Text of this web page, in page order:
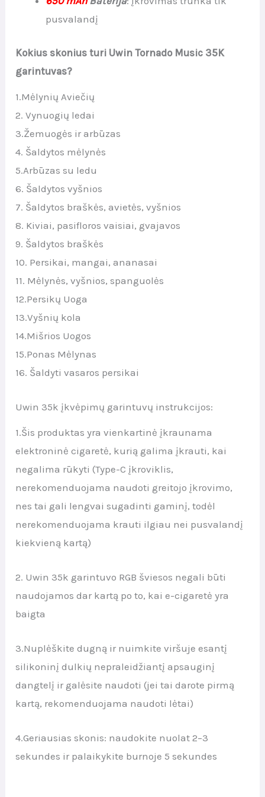
pusvalandį
Kokius skonius turi Uwin Tornado Music 35K
garintuvas?
1.Mėlynių Aviečių
2. Vynuogių ledai
3.Žemuogės ir arbūzas
4. Šaldytos mėlynės
5.Arbūzas su ledu
6. Šaldytos vyšnios
7. Šaldytos braškės, avietės, vyšnios
8. Kiviai, pasifloros vaisiai, gvajavos
9. Šaldytos braškės
10. Persikai, mangai, ananasai
11. Mėlynės, vyšnios, spanguolės
12.Persikų Uoga
13.Vyšnių kola
14.Mišrios Uogos
15.Ponas Mėlynas
16. Šaldyti vasaros persikai
Uwin 35k įkvėpimų garintuvų instrukcijos:
1.Šis produktas yra vienkartinė įkraunama
elektroninė cigaretė, kurią galima įkrauti, kai
negalima rūkyti (Type-C įkroviklis,
nerekomenduojama naudoti greitojo įkrovimo,
nes tai gali lengvai sugadinti gaminį, todėl
nerekomenduojama krauti ilgiau nei pusvalandį
kiekvieną kartą)
2. Uwin 35k garintuvo RGB šviesos negali būti
naudojamos dar kartą po to, kai e-cigaretė yra
baigta
3.Nuplėškite dugną ir nuimkite viršuje esantį
silikoninį dulkių nepraleidžiantį apsauginį
dangtelį ir galėsite naudoti (jei tai darote pirmą
kartą, rekomenduojama naudoti lėtai)
4.Geriausias skonis: naudokite nuolat 2–3
sekundes ir palaikykite burnoje 5 sekundes